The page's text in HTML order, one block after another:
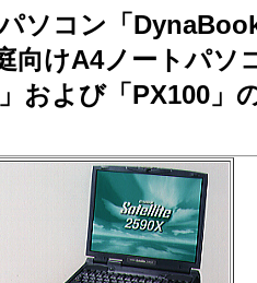
ソコン「
向けA4ノートパソ
および「PX100」